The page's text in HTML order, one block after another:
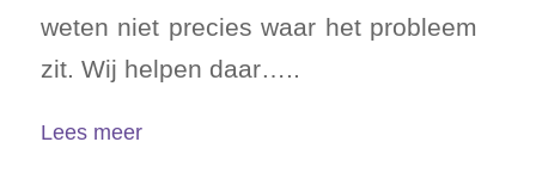
weten niet precies waar het probleem
zit. Wij helpen daar…..
Lees meer